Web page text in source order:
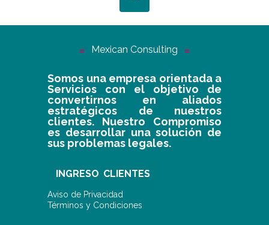
Mexican Consulting
Somos una empresa orientada a
Servicios con el objetivo de
convertirnos en aliados
estratégicos de nuestros
clientes. Nuestro Compromiso
es desarrollar una solución de
sus problemas legales.
INGRESO CLIENTES
Aviso de Privacidad
Términos y Condiciones